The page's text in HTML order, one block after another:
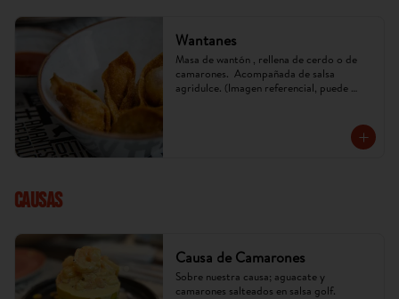
Wantanes
Masa de wantón , rellena de cerdo o de
camarones.  Acompañada de salsa
agridulce. (Imagen referencial, puede
CAUSAS
Causa de Camarones
Sobre nuestra causa; aguacate y
camarones salteados en salsa golf.